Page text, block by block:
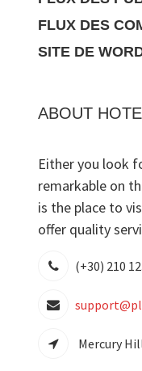
FLUX DES
SITE DE
ABOUT
Either you look
remarkable on
is the place to
offer quality
(+30) 210
Mercury